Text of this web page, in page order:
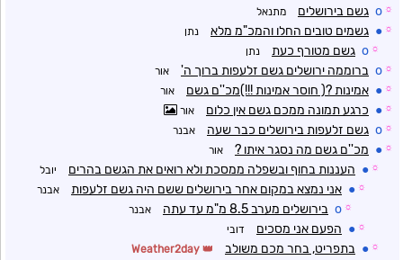
☼
o גשם בירושלים מתנאל
☼
● גשמים טובים החלו והמכ"מ מלא נתן
☼
o גשם מטורף כעת נתן
☼
o ברוממה ירושלים גשם זלעפות ברוך ה' אור
☼
● אמינות ?( חוסר אמינות !!!)מכ''ם גשם אור
☼
● כרגע תמונה ממכם גשם אין כלום אור
☼
o גשם זלעפות בירושלים כבר שעה אבנר
☼
● מכ''ם גשם מה נסגר איתו ? אור
☼
● העננות בחוף ובשפלה ממסכת ולא רואים את הגשם בהרים יובל
☼
● אני נמצא במקום אחר בירושלים ששם היה גשם זלעפות אבנר
☼
o בירושלים מערב 8.5 מ"מ עד עתה אבנר
☼
● הפעם אני מסכים דובי
☼
● בתפריט, בחר מכם משולב